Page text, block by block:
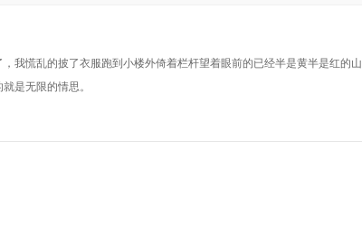
我慌乱的披了衣服跑到小楼外倚着栏杆望着眼前的已经半是黄半是红的山
是无限的情思。